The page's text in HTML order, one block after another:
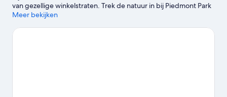
van gezellige winkelstraten. Trek de natuur in bij Piedmont Park
en Olympisch park Centennial. Bezoek Dierentuin van Atlanta en
bezienswaardigheden van het gebied niet wilt missen. Wil je
Meer bekijken